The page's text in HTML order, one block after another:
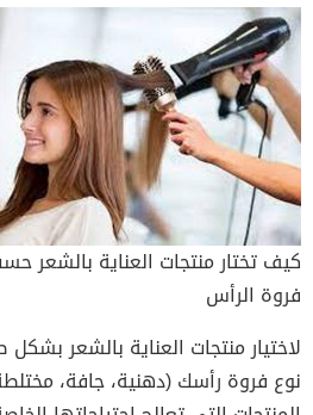
كيف تختار منتجات العناية بالشعر
فروة الرأس
لاختيار منتجات العناية بالشعر
نوع فروة رأسك (دهنية، جافة،